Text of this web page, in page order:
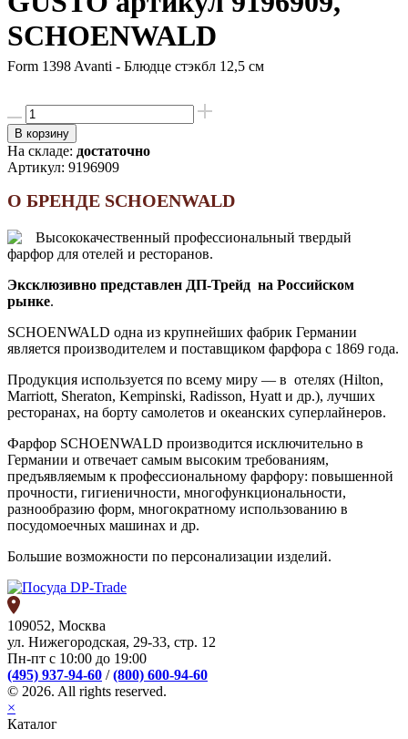
SCHOENWALD
Form 1398 Avanti - Блюдце стэкбл 12,5 см
В корзину
На складе: достаточно
Артикул: 9196909
О БРЕНДЕ SCHOENWALD
Высококачественный профессиональный твердый
фарфор для отелей и ресторанов.
Эксклюзивно представлен ДП-Трейд на Российском
рынке.
SCHOENWALD одна из крупнейших фабрик Германии
является производителем и поставщиком фарфора с 1869 года.
Продукция используется по всему миру — в отелях (Hilton,
Marriott, Sheraton, Kempinski, Radisson, Hyatt и др.), лучших
ресторанах, на борту самолетов и океанских суперлайнеров.
Фарфор SCHOENWALD производится исключительно в
Германии и отвечает самым высоким требованиям,
предъявляемым к профессиональному фарфору: повышенной
прочности, гигиеничности, многофункциональности,
разнообразию форм, многократному использованию в
посудомоечных машинах и др.
Большие возможности по персонализации изделий.
109052, Москва
ул. Нижегородская, 29-33, стр. 12
Пн-пт с 10:00 до 19:00
(495) 937-94-60 /(800) 600-94-60
© 2026. All rights reserved.
×
Каталог